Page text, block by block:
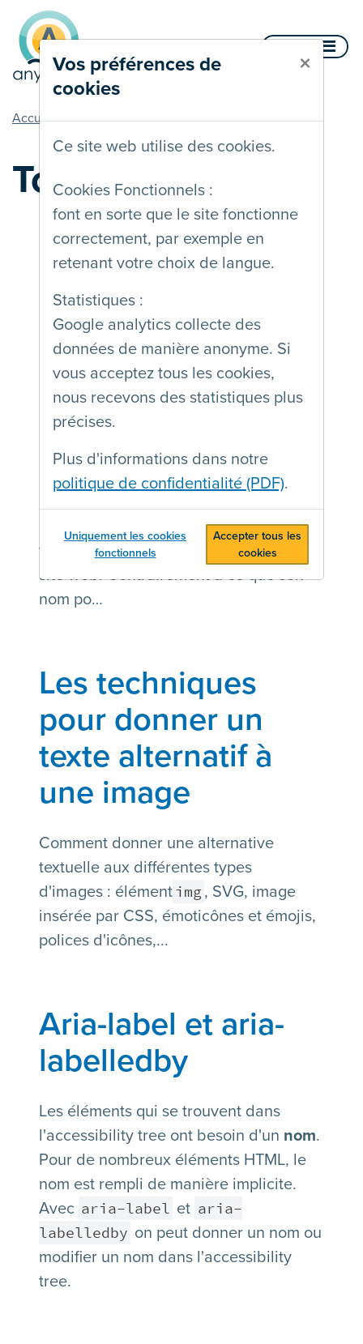
Vos préférences de
cookies
×
Ce site web utilise des cookies.
Cookies Fonctionnels :
font en sorte que le site fonctionne
correctement, par exemple en
retenant votre choix de langue.
Statistiques :
Google analytics collecte des
données de manière anonyme. Si
vous acceptez tous les cookies,
nous recevons des statistiques plus
précises.
Plus d'informations dans notre
politique de confidentialité (PDF).
Uniquement les cookies
fonctionnels
Accepter tous les
cookies
Aller au contenu
Accueil Documentation Tous les articles
Tous les articles
Les outils de
surcouche
d'accessibilité :
superflus et peu
efficaces
Un outil de surcouche d’accessibilité
est un logiciel, généralement sous la
forme d'un script, que l'on ajoute à un
site web. Contrairement à ce que son
nom po…
Les techniques
pour donner un
texte alternatif à
une image
Comment donner une alternative
textuelle aux différentes types
d'images : élémentimg, SVG, image
insérée par CSS, émoticônes et émojis,
polices d'icônes,...
Aria-label et aria-
labelledby
Les éléments qui se trouvent dans
l'accessibility tree ont besoin d'un nom.
Pour de nombreux éléments HTML, le
nom est rempli de manière implicite.
Avec aria-label et aria-
labelledby on peut donner un nom ou
modifier un nom dans l'accessibility
tree.